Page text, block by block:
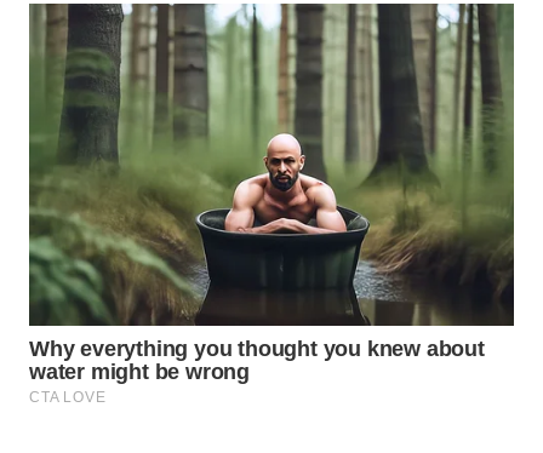
WAHANA
Wahana
Network
KONSUMEN
LISTRIK
MASYARAKAT
KELISTRIKAN
WALINKI
ID